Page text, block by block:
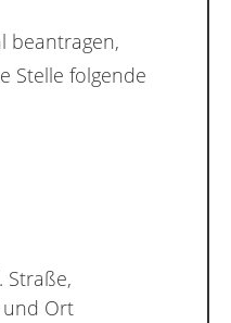
beantragen,
Stelle folgende
Straße,
und Ort